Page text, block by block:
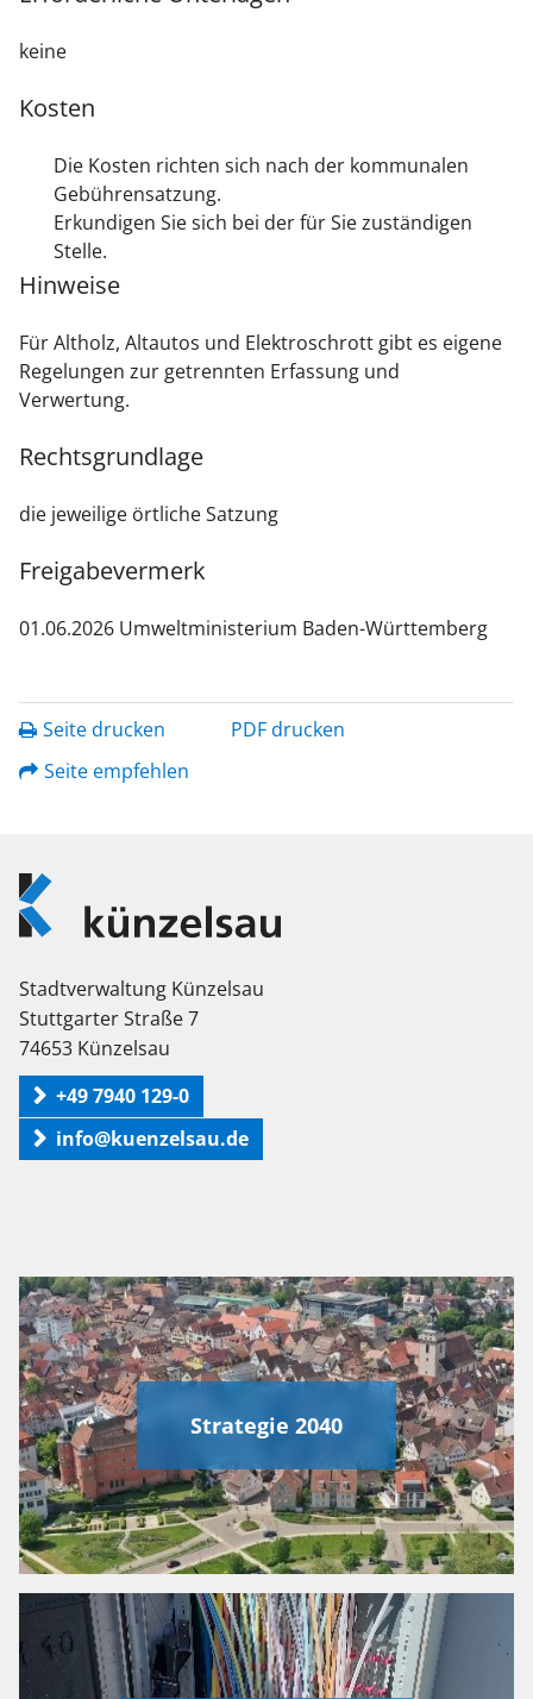
keine
Kosten
Die Kosten richten sich nach der kommunalen
Gebührensatzung.
Erkundigen Sie sich bei der für Sie zuständigen
Stelle.
Hinweise
Für Altholz, Altautos und Elektroschrott gibt es eigene
Regelungen zur getrennten Erfassung und
Verwertung.
Rechtsgrundlage
die jeweilige örtliche Satzung
Freigabevermerk
01.06.2026 Umweltministerium Baden-Württemberg
Seite drucken
PDF drucken
Seite empfehlen
Logo
Künzelsau
Stadtverwaltung Künzelsau
Stuttgarter Straße 7
74653 Künzelsau
+49 7940 129-0
info@kuenzelsau.de
Strategie 2040